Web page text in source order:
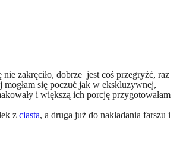
zakręciło, dobrze jest coś przegryźć, raz
się poczuć jak w ekskluzywnej,
i większą ich porcję przygotowałam
z ciasta, a druga już do nakładania farszu i